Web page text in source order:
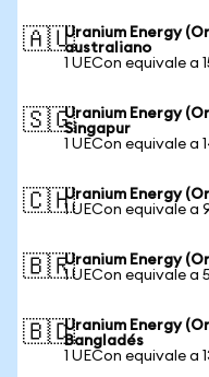
🇦🇺Uranium Energy
australiano
1 UECon equivale a
🇸🇬Uranium Energy
Singapur
1 UECon equivale a
🇨🇭Uranium Energy
1 UECon equivale a
🇧🇷Uranium Energy
1 UECon equivale a
🇧🇩Uranium Energy
Bangladés
1 UECon equivale a